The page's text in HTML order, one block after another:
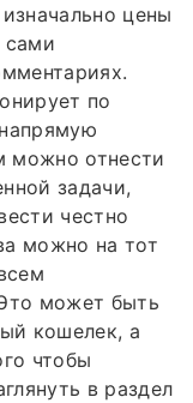
цены
сами
по
можно отнести
задачи,
честно
можно на тот
может быть
кошелек, а
чтобы
в раздел